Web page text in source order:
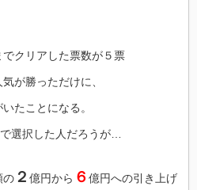
クリアした票数が５票
が勝っただけに、
たことになる。
選択した人だろうが…
の ２ 億円から ６ 億円への引き上げ